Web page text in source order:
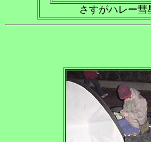
さすがハレー